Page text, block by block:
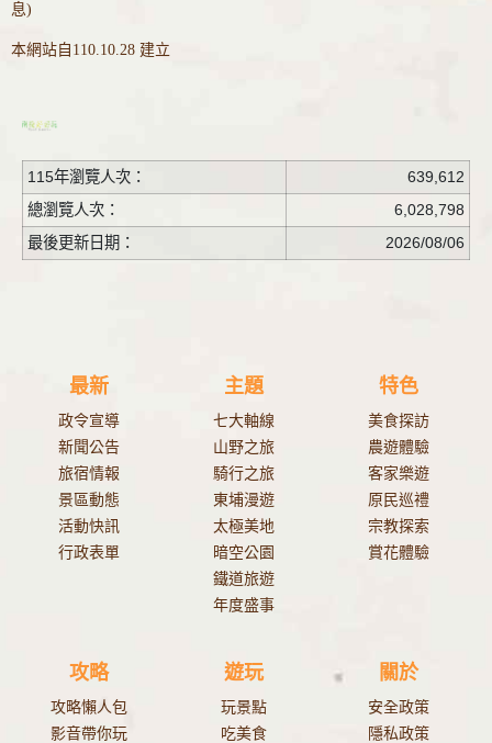
息)
本網站自110.10.28 建立
115年瀏覽人次：
639,612
總瀏覽人次：
6,028,798
最後更新日期：
2026/08/06
最新
政令宣導
新聞公告
旅宿情報
景區動態
活動快訊
行政表單
主題
七大軸線
山野之旅
騎行之旅
東埔漫遊
太極美地
暗空公園
鐵道旅遊
年度盛事
特色
美食探訪
農遊體驗
客家樂遊
原民巡禮
宗教探索
賞花體驗
攻略
攻略懶人包
影音帶你玩
遊玩
玩景點
吃美食
關於
安全政策
隱私政策